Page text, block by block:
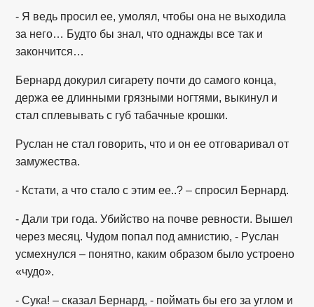
- Я ведь просил ее, умолял, чтобы она не выходила
за него… Будто бы знал, что однажды все так и
закончится…
Бернард докурил сигарету почти до самого конца,
держа ее длинными грязными ногтями, выкинул и
стал сплевывать с губ табачные крошки.
Руслан не стал говорить, что и он ее отговаривал от
замужества.
- Кстати, а что стало с этим ее..? – спросил Бернард.
- Дали три года. Убийство на почве ревности. Вышел
через месяц. Чудом попал под амнистию, - Руслан
усмехнулся – понятно, каким образом было устроено
«чудо».
- Сука! – сказал Бернард, - поймать бы его за углом и